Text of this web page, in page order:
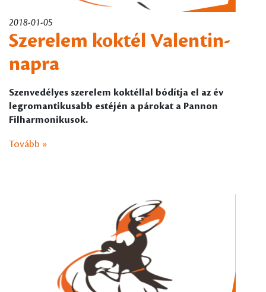
2018-01-05
Szerelem koktél Valentin-
napra
Szenvedélyes szerelem koktéllal bódítja el az év
legromantikusabb estéjén a párokat a Pannon
Filharmonikusok.
Tovább »